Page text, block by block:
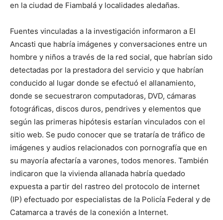
en la ciudad de Fiambalá y localidades aledañas.
Fuentes vinculadas a la investigación informaron a El
Ancasti que habría imágenes y conversaciones entre un
hombre y niños a través de la red social, que habrían sido
detectadas por la prestadora del servicio y que habrían
conducido al lugar donde se efectuó el allanamiento,
donde se secuestraron computadoras, DVD, cámaras
fotográficas, discos duros, pendrives y elementos que
según las primeras hipótesis estarían vinculados con el
sitio web. Se pudo conocer que se trataría de tráfico de
imágenes y audios relacionados con pornografía que en
su mayoría afectaría a varones, todos menores. También
indicaron que la vivienda allanada habría quedado
expuesta a partir del rastreo del protocolo de internet
(IP) efectuado por especialistas de la Policía Federal y de
Catamarca a través de la conexión a Internet.